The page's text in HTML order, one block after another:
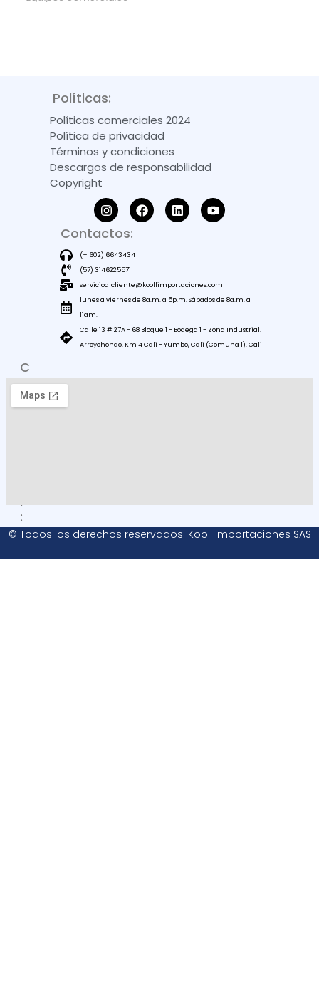
Políticas:
Políticas comerciales 2024
Política de privacidad
Términos y condiciones
Descargos de responsabilidad
Copyright
Contactos:
(+ 602) 6643434
(57) 3146225571
servicioalcliente@koollimportaciones.com
lunes a viernes de 8a.m. a 5p.m. Sábados de 8a.m. a
11am.
Calle 13 # 27A - 68 Bloque 1 - Bodega 1 - Zona Industrial.
Arroyohondo. Km 4 Cali - Yumbo, Cali (Comuna 1). Cali
C
O
M
O
R
:
© Todos los derechos reservados. Kooll importaciones SAS